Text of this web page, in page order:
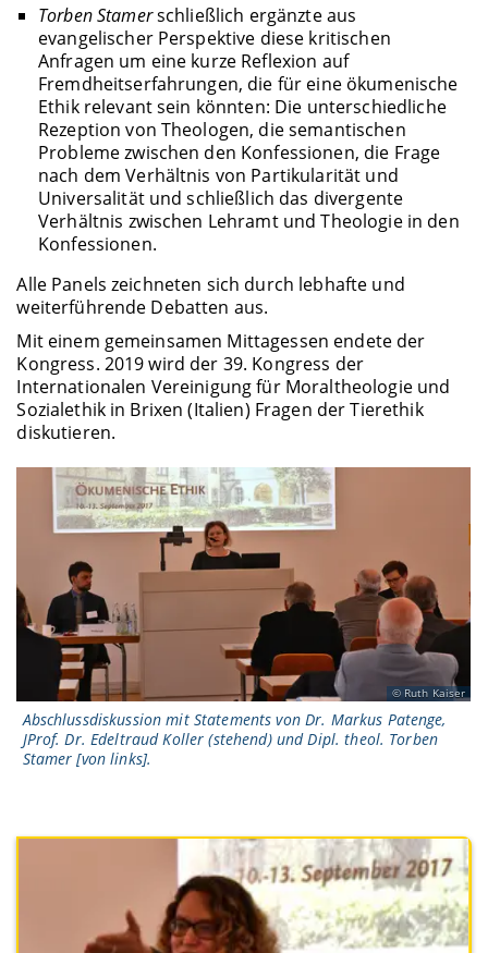
Torben Stamerschließlich ergänzte aus
evangelischer Perspektive diese kritischen
Anfragen um eine kurze Reflexion auf
Fremdheitserfahrungen, die für eine ökumenische
Ethik relevant sein könnten: Die unterschiedliche
Rezeption von Theologen, die semantischen
Probleme zwischen den Konfessionen, die Frage
nach dem Verhältnis von Partikularität und
Universalität und schließlich das divergente
Verhältnis zwischen Lehramt und Theologie in den
Konfessionen.
Alle Panels zeichneten sich durch lebhafte und
weiterführende Debatten aus.
Mit einem gemeinsamen Mittagessen endete der
Kongress. 2019 wird der 39. Kongress der
Internationalen Vereinigung für Moraltheologie und
Sozialethik in Brixen (Italien) Fragen der Tierethik
diskutieren.
Ruth Kaiser
Abschlussdiskussion mit Statements von Dr. Markus Patenge,
JProf. Dr. Edeltraud Koller (stehend) und Dipl. theol. Torben
Stamer [von links].